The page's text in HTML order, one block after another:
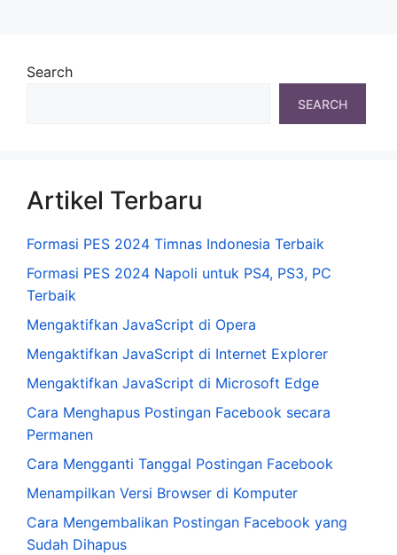
Search
SEARCH
Artikel Terbaru
Formasi PES 2024 Timnas Indonesia Terbaik
Formasi PES 2024 Napoli untuk PS4, PS3, PC
Terbaik
Mengaktifkan JavaScript di Opera
Mengaktifkan JavaScript di Internet Explorer
Mengaktifkan JavaScript di Microsoft Edge
Cara Menghapus Postingan Facebook secara
Permanen
Cara Mengganti Tanggal Postingan Facebook
Menampilkan Versi Browser di Komputer
Cara Mengembalikan Postingan Facebook yang
Sudah Dihapus